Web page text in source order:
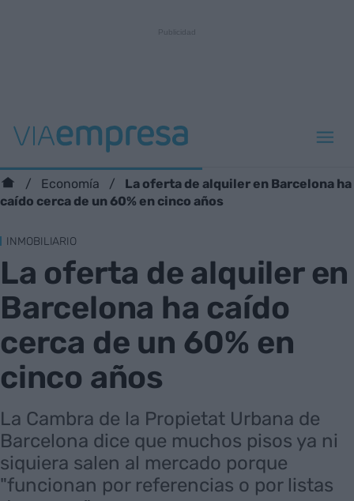
Economía
La oferta de alquiler en Barcelona ha
caído cerca de un 60% en cinco años
INMOBILIARIO
La oferta de alquiler en
Barcelona ha caído
cerca de un 60% en
cinco años
La Cambra de la Propietat Urbana de
Barcelona dice que muchos pisos ya ni
siquiera salen al mercado porque
"funcionan por referencias o por listas